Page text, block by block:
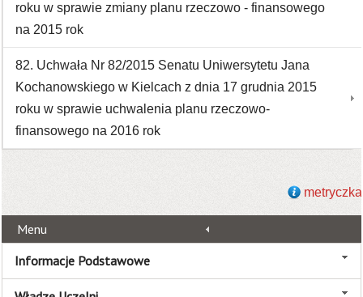
roku w sprawie zmiany planu rzeczowo - finansowego
na 2015 rok
82. Uchwała Nr 82/2015 Senatu Uniwersytetu Jana
Kochanowskiego w Kielcach z dnia 17 grudnia 2015
roku w sprawie uchwalenia planu rzeczowo-
finansowego na 2016 rok
metryczka
Menu
Informacje Podstawowe